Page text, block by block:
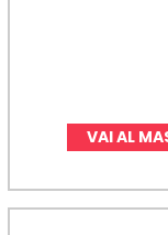
VAI AL